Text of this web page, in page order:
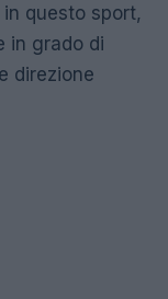
questo sport,
in grado di
direzione